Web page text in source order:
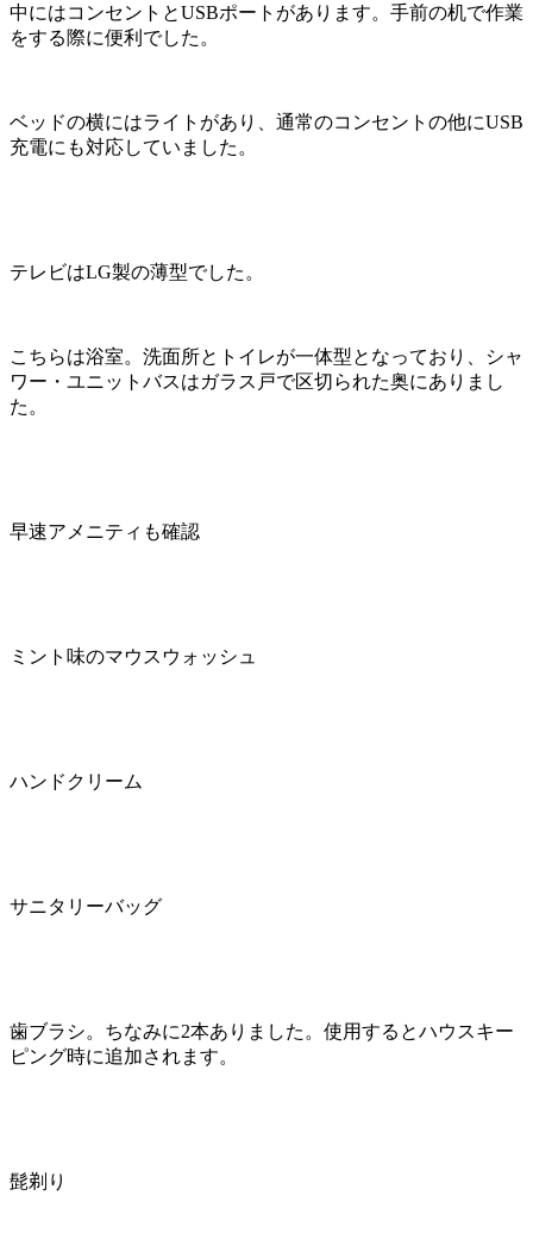
中にはコンセントとUSBポートがあります。手前の机で作業
をする際に便利でした。
ベッドの横にはライトがあり、通常のコンセントの他にUSB
充電にも対応していました。
テレビはLG製の薄型でした。
こちらは浴室。洗面所とトイレが一体型となっており、シャ
ワー・ユニットバスはガラス戸で区切られた奥にありまし
た。
早速アメニティも確認
ミント味のマウスウォッシュ
ハンドクリーム
サニタリーバッグ
歯ブラシ。ちなみに2本ありました。使用するとハウスキー
ピング時に追加されます。
髭剃り